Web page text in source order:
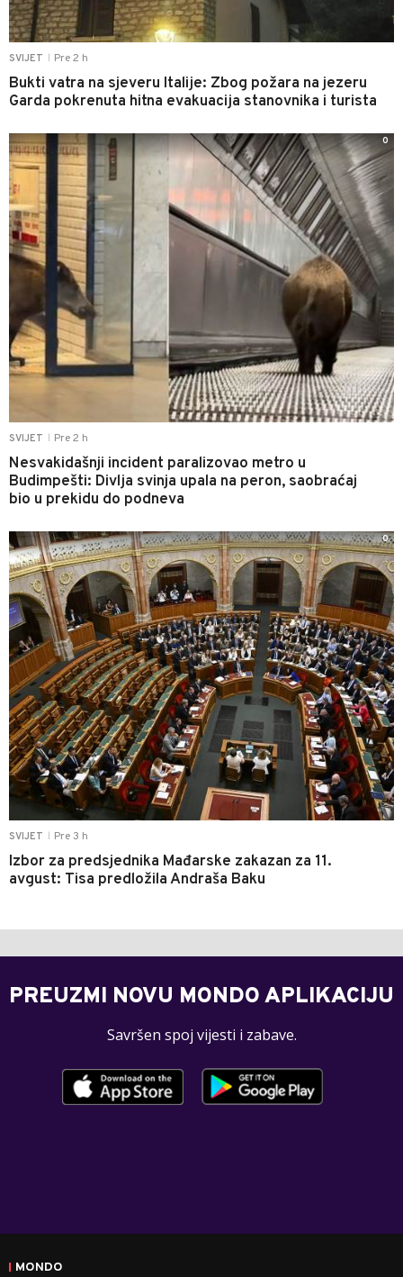
SVIJET Pre 2 h
Bukti vatra na sjeveru Italije: Zbog požara na jezeru
Garda pokrenuta hitna evakuacija stanovnika i turista
SVIJET Pre 2 h
Nesvakidašnji incident paralizovao metro u
Budimpešti: Divlja svinja upala na peron, saobraćaj
bio u prekidu do podneva
0
SVIJET Pre 3 h
Izbor za predsjednika Mađarske zakazan za 11.
avgust: Tisa predložila Andraša Baku
0
PREUZMI NOVU MONDO APLIKACIJU
Savršen spoj vijesti i zabave.
MONDO